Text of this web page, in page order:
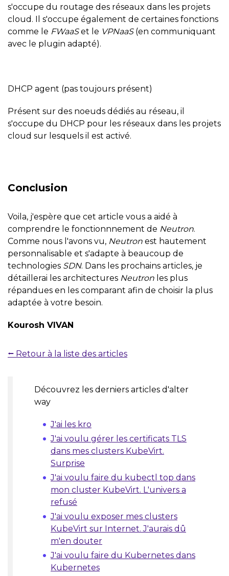
s'occupe du routage des réseaux dans les projets
cloud. Il s'occupe également de certaines fonctions
comme le FWaaSet le VPNaaS(en communiquant
avec le plugin adapté).
DHCP agent (pas toujours présent)
Présent sur des noeuds dédiés au réseau, il
s'occupe du DHCP pour les réseaux dans les projets
cloud sur lesquels il est activé.
Conclusion
Voila, j'espère que cet article vous a aidé à
comprendre le fonctionnnement de Neutron.
Comme nous l'avons vu, Neutron est hautement
personnalisable et s'adapte à beaucoup de
technologies SDN. Dans les prochains articles, je
détaillerai les architectures Neutron les plus
répandues en les comparant afin de choisir la plus
adaptée à votre besoin.
Kourosh VIVAN
⭠ Retour à la liste des articles
Découvrez les derniers articles d'alter
way
J'ai les kro
J'ai voulu gérer les certificats TLS
dans mes clusters KubeVirt.
Surprise
J'ai voulu faire du kubectl top dans
mon cluster KubeVirt. L'univers a
refusé
J'ai voulu exposer mes clusters
KubeVirt sur Internet. J'aurais dû
m'en douter
J'ai voulu faire du Kubernetes dans
Kubernetes